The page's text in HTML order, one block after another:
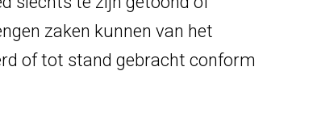
zaken kunnen van het
of tot stand gebracht conform